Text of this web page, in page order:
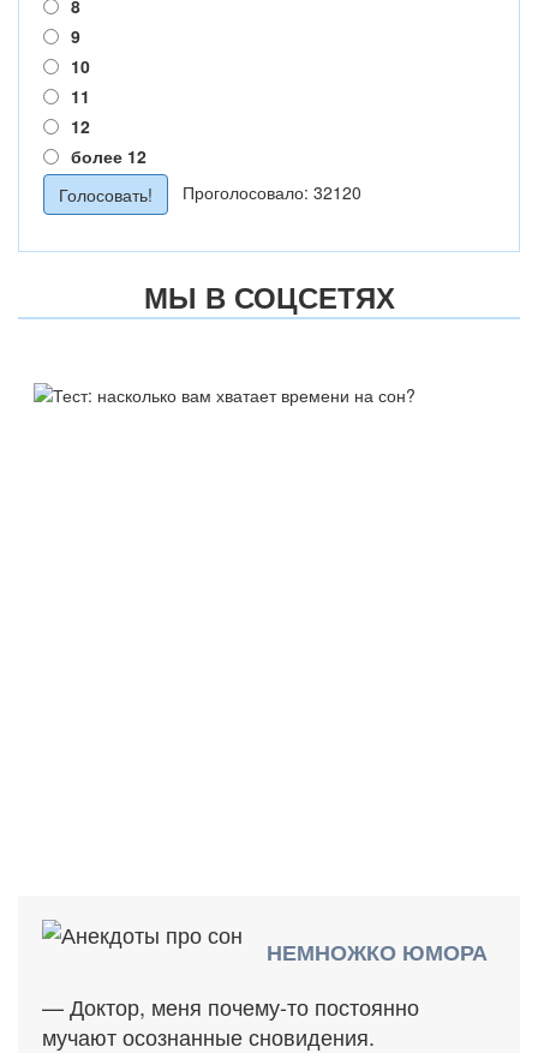
8
9
10
11
12
более 12
Проголосовало: 32120
МЫ В СОЦСЕТЯХ
НЕМНОЖКО ЮМОРА
— Доктор, меня почему-то постоянно
мучают осознанные сновидения.